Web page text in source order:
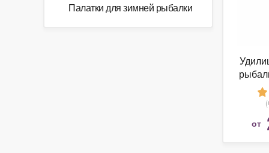
Палатки для зимней рыбалки
от